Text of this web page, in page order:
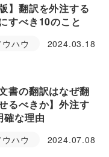
】翻訳を外注する
すべき10のこと
ハウ 2024.03.18
書の翻訳はなぜ翻
るべきか】外注す
確な理由
ハウ 2024.07.08